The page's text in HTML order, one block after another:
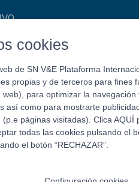
Y
cookies
de SN V&E Plataforma
propias y de terceros para fines
web), para optimizar la
así como para mostrarte
páginas visitadas). Clica AQUÍ
todas las cookies pulsando el
el botón “RECHAZAR”.